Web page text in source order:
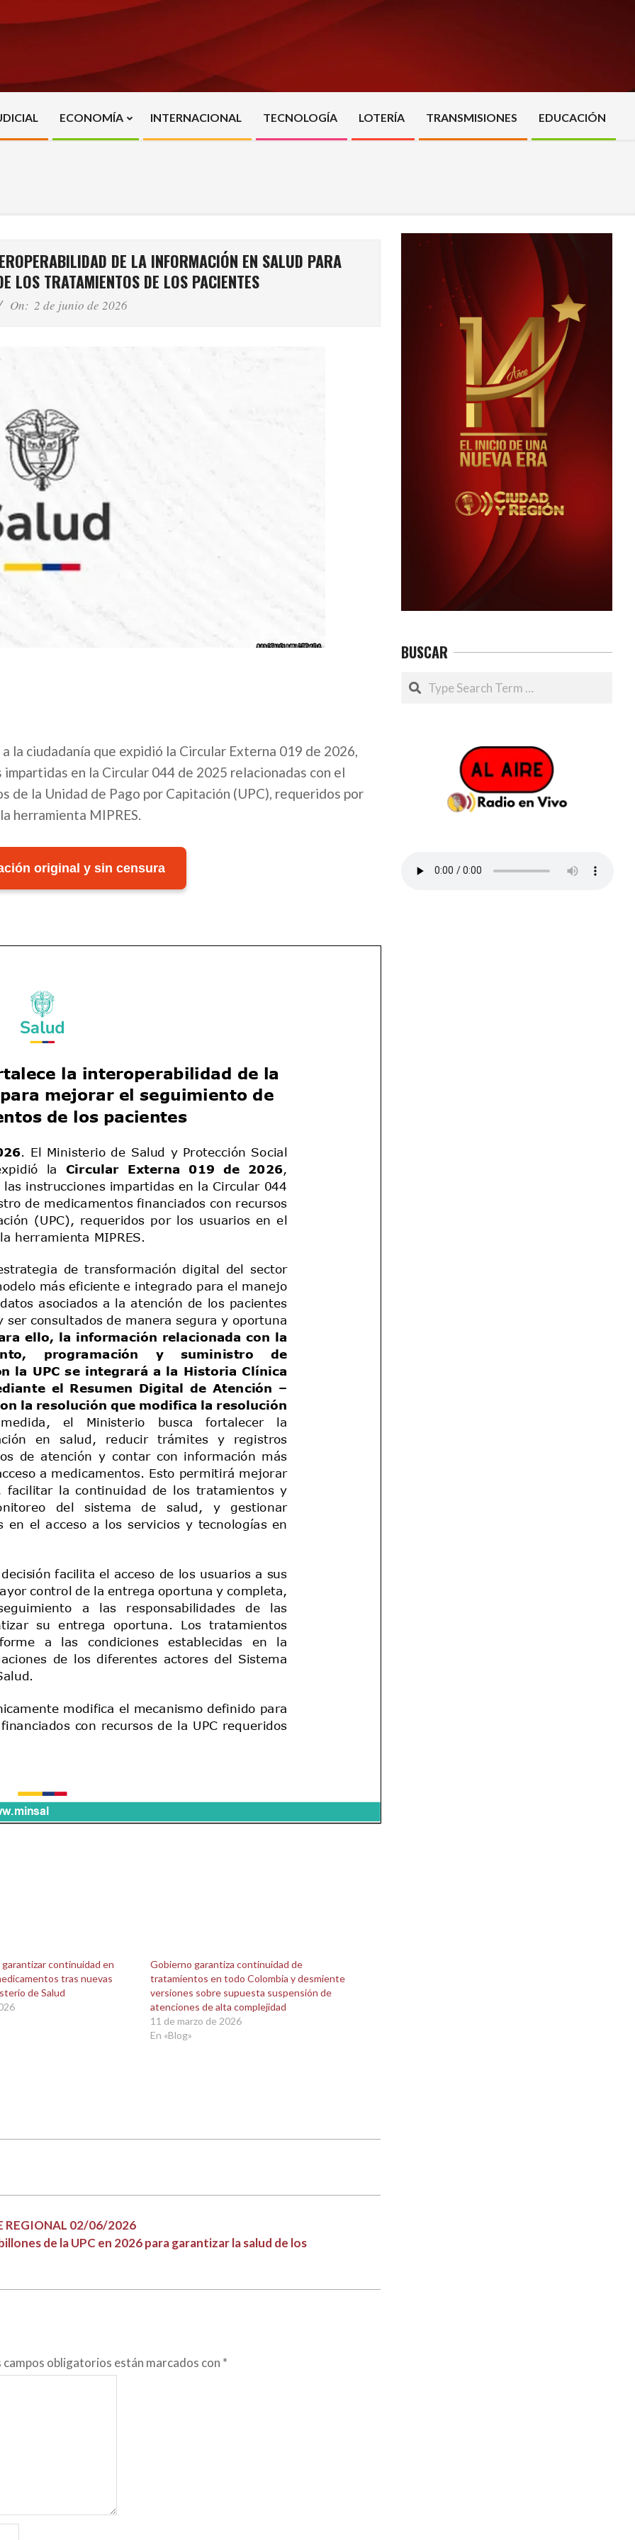
Primary
Navigation
ECONOMÍA INTERNACIONAL TECNOLOGÍA LOTERÍA TRANSMISIONES EDUCACIÓN
DE LA INFORMACIÓN EN SALUD PARA
LOS TRATAMIENTOS DE LOS PACIENTES
On: 2 de junio de 2026
la ciudadanía que expidió la Circular Externa 019 de 2026,
en la Circular 044 de 2025 relacionadas con el
de la Unidad de Pago por Capitación (UPC), requeridos por
herramienta MIPRES.
original y sin censura
garantizar continuidad en
tras nuevas
de Salud
Gobierno garantiza continuidad de
tratamientos en todo Colombia y desmiente
versiones sobre supuesta suspensión de
atenciones de alta complejidad
11 de marzo de 2026
En «Blog»
REGIONAL 02/06/2026
de la UPC en 2026 para garantizar la salud de los
campos obligatorios están marcados con *
BUSCAR
Search